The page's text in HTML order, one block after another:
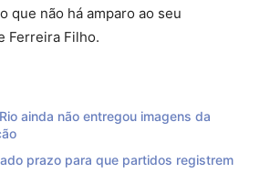
que não há amparo ao seu
Ferreira Filho.
ainda não entregou imagens da
prazo para que partidos registrem